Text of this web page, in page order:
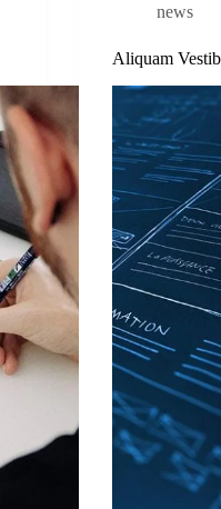
news
Aliquam